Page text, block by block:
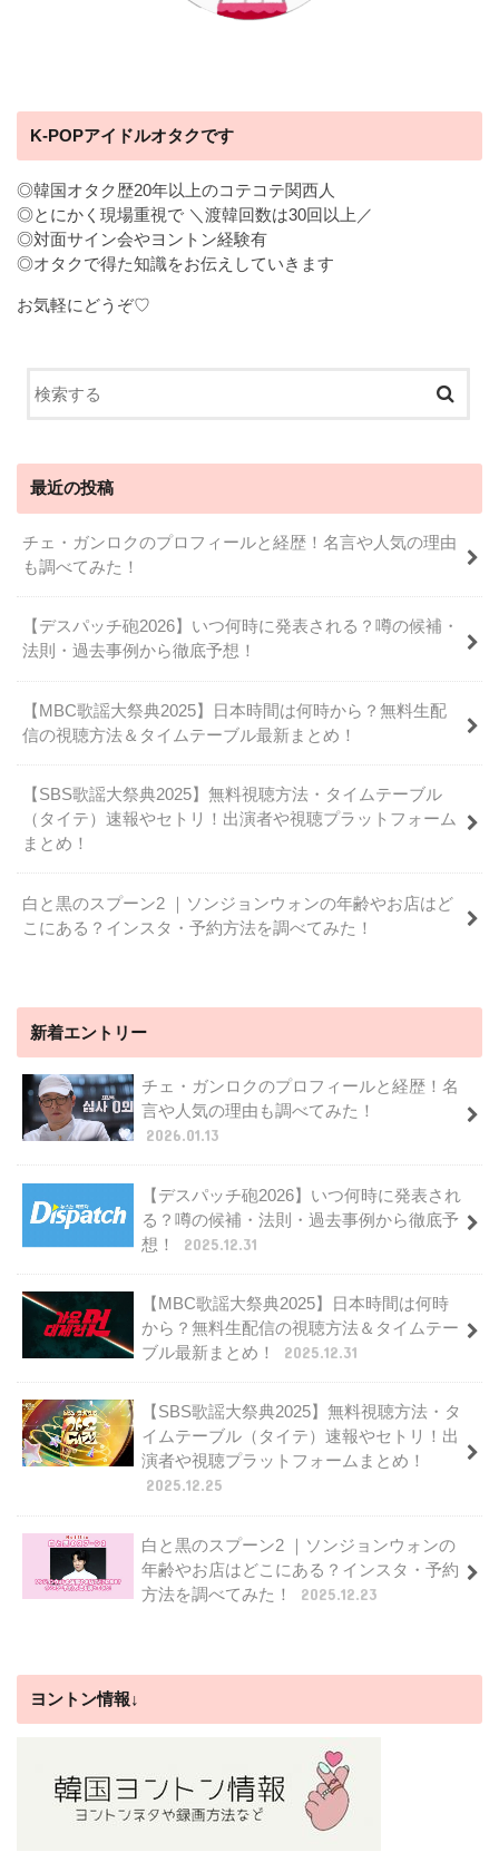
K-POPアイドルオタクです
◎韓国オタク歴20年以上のコテコテ関西人
◎とにかく現場重視で ＼渡韓回数は30回以上／
◎対面サイン会やヨントン経験有
◎オタクで得た知識をお伝えしていきます
お気軽にどうぞ♡
最近の投稿
チェ・ガンロクのプロフィールと経歴！名言や人気の理由
も調べてみた！
【デスパッチ砲2026】いつ何時に発表される？噂の候補・
法則・過去事例から徹底予想！
【MBC歌謡大祭典2025】日本時間は何時から？無料生配
信の視聴方法＆タイムテーブル最新まとめ！
【SBS歌謡大祭典2025】無料視聴方法・タイムテーブル
（タイテ）速報やセトリ！出演者や視聴プラットフォーム
まとめ！
白と黒のスプーン2 ｜ソンジョンウォンの年齢やお店はど
こにある？インスタ・予約方法を調べてみた！
新着エントリー
チェ・ガンロクのプロフィールと経歴！名
言や人気の理由も調べてみた！
2026.01.13
【デスパッチ砲2026】いつ何時に発表され
る？噂の候補・法則・過去事例から徹底予
想！
2025.12.31
【MBC歌謡大祭典2025】日本時間は何時
から？無料生配信の視聴方法＆タイムテー
ブル最新まとめ！
2025.12.31
【SBS歌謡大祭典2025】無料視聴方法・タ
イムテーブル（タイテ）速報やセトリ！出
演者や視聴プラットフォームまとめ！
2025.12.25
白と黒のスプーン2 ｜ソンジョンウォンの
年齢やお店はどこにある？インスタ・予約
方法を調べてみた！
2025.12.23
ヨントン情報↓